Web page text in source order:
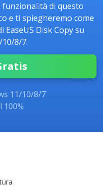
di questo
e ti spiegheremo come
Disk Copy su
8/7.
11/10/8/7
100%